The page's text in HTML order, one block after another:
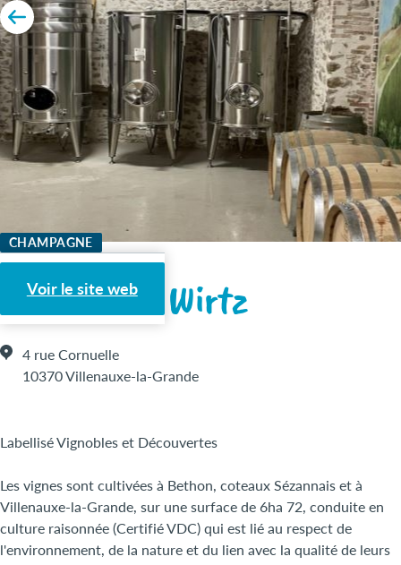
CHAMPAGNE
Voir le site web
Champagne Wirtz
4 rue Cornuelle
10370 Villenauxe-la-Grande
Labellisé Vignobles et Découvertes
Les vignes sont cultivées à Bethon, coteaux Sézannais et à
Villenauxe-la-Grande, sur une surface de 6ha 72, conduite en
culture raisonnée (Certifié VDC) qui est lié au respect de
l'environnement, de la nature et du lien avec la qualité de leurs